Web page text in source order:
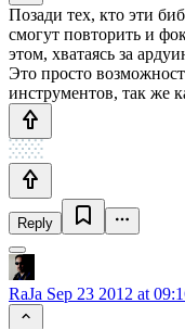
Позади тех, кто эти
смогут повторить и
этом, хватаясь за
Это просто
инструментов, так же
Reply
RaJa Sep 23 2012 at